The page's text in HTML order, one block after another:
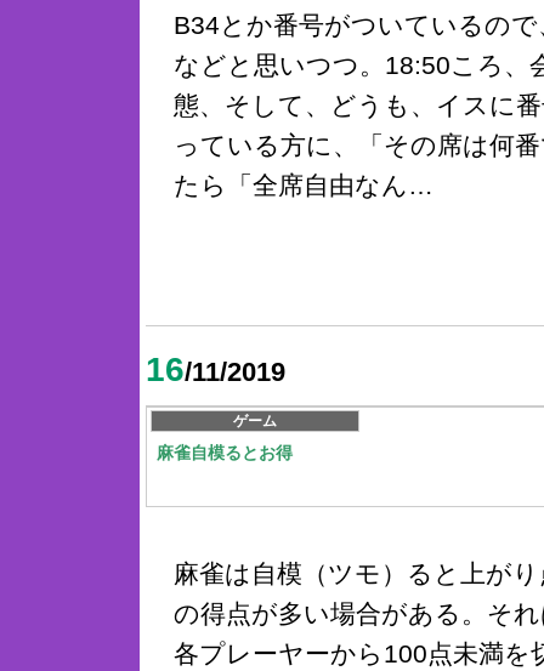
B34とか番号がついているの
などと思いつつ。18:50ころ、
態、そして、どうも、イスに
っている方に、「その席は何
たら「全席自由なん…
16/11/2019
ゲーム
麻雀自模るとお得
麻雀は自模（ツモ）ると上が
の得点が多い場合がある。そ
各プレーヤーから100点未満を